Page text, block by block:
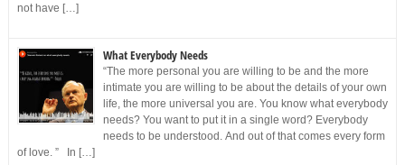
not have […]
What Everybody Needs
“The more personal you are willing to be and the more
intimate you are willing to be about the details of your own
life, the more universal you are. You know what everybody
needs? You want to put it in a single word? Everybody
needs to be understood. And out of that comes every form
of love. ” In […]